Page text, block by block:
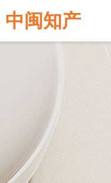
中闽知产
联系我们
企业认定